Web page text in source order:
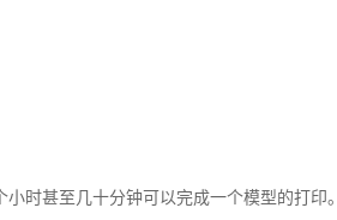
时甚至几十分钟可以完成一个模型的打印。